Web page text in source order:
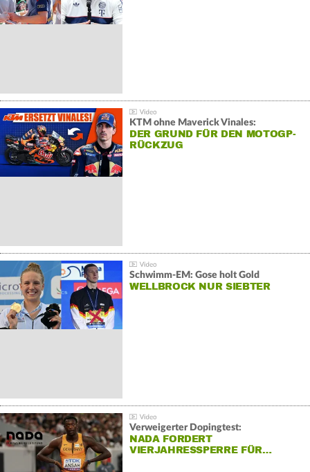
KTM ohne Maverick Vinales:
DER GRUND FÜR DEN MOTOGP-
RÜCKZUG
Schwimm-EM: Gose holt Gold
WELLBROCK NUR SIEBTER
Verweigerter Dopingtest:
NADA FORDERT
VIERJAHRESSPERRE FÜR…